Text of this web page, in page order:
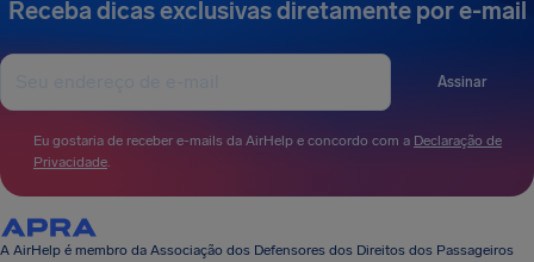
Receba dicas exclusivas diretamente por e-mail
Assinar
Eu gostaria de receber e-mails da AirHelp e concordo com a Declaração de
Privacidade.
A AirHelp é membro da Associação dos Defensores dos Direitos dos Passageiros